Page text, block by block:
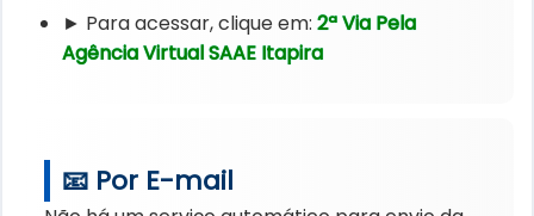
► Para acessar, clique em:2ª Via Pela
Agência Virtual SAAE Itapira
📧 Por E-mail